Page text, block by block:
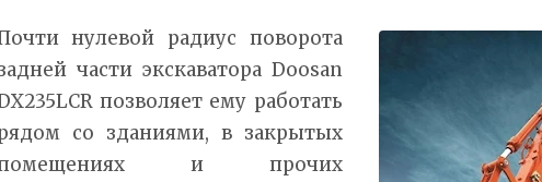
нулевой радиус поворота
части экскаватора Doosan
позволяет ему работать
со зданиями, в закрытых
и прочих